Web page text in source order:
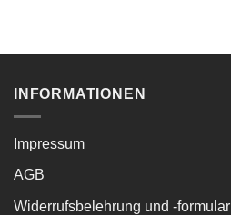
INFORMATIONEN
Impressum
AGB
Widerrufsbelehrung und -formular